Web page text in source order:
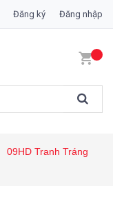
Đăng ký Đăng nhập
09HD Tranh Tráng